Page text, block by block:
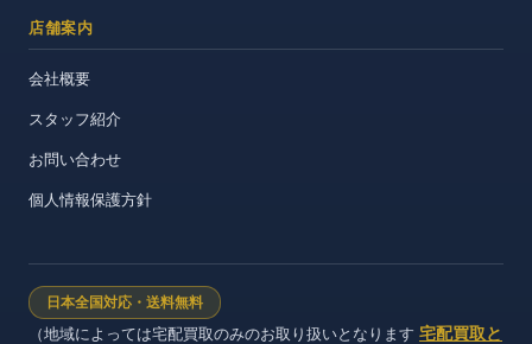
店舗案内
会社概要
スタッフ紹介
お問い合わせ
個人情報保護方針
日本全国対応・送料無料
（地域によっては宅配買取のみのお取り扱いとなります 宅配買取と